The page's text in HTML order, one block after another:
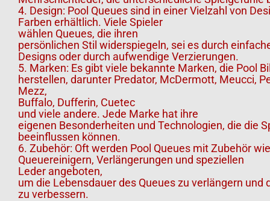
4. Design: Pool Queues sind in einer Vielzahl von
Farben erhältlich. Viele Spieler
wählen Queues, die ihren
persönlichen Stil widerspiegeln, sei es durch
Designs oder durch aufwendige Verzierungen.
5. Marken: Es gibt viele bekannte Marken, die Pool
herstellen, darunter Predator, McDermott, Meucci,
Mezz,
Buffalo, Dufferin, Cuetec
und viele andere. Jede Marke hat ihre
eigenen Besonderheiten und Technologien, die die
beeinflussen können.
6. Zubehör: Oft werden Pool Queues mit Zubehör
Queuereinigern, Verlängerungen und speziellen
Leder angeboten,
um die Lebensdauer des Queues zu verlängern und
zu verbessern.